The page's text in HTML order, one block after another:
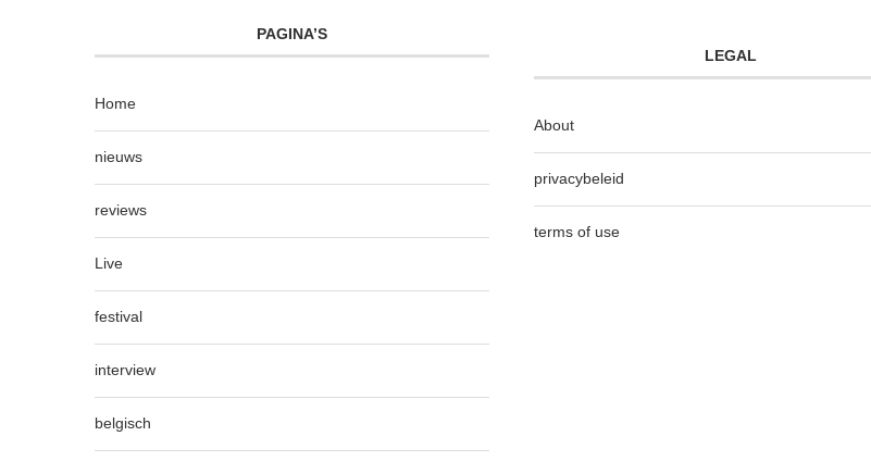
PAGINA’S
Home
nieuws
reviews
Live
festival
interview
belgisch
LEGAL
About
privacybeleid
terms of use